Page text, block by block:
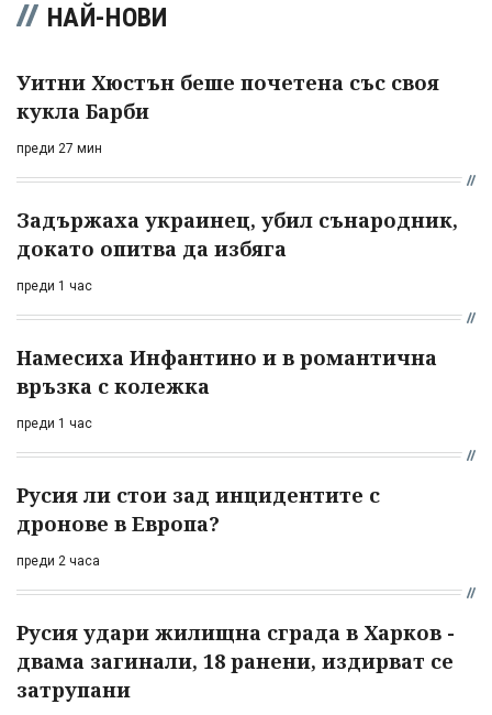
НАЙ-НОВИ
Уитни Хюстън беше почетена със своя
кукла Барби
преди 27 мин
Задържаха украинец, убил сънародник,
докато опитва да избяга
преди 1 час
Намесиха Инфантино и в романтична
връзка с колежка
преди 1 час
Русия ли стои зад инцидентите с
дронове в Европа?
преди 2 часа
Русия удари жилищна сграда в Харков -
двама загинали, 18 ранени, издирват се
затрупани